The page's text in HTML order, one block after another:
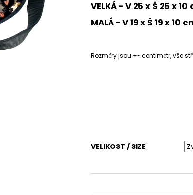
VELKÁ - V 25 x Š 25 x 10
MALÁ - V 19 x Š 19 x 10
Rozměry jsou +- centimetr, vše
VELIKOST / SIZE